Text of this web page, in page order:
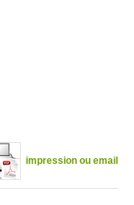
impression ou email